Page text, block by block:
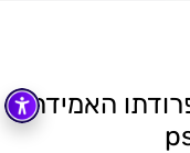
האמידה